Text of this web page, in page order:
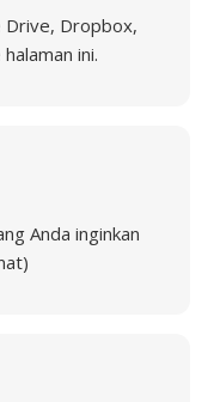
Drive, Dropbox,
ini.
Anda inginkan